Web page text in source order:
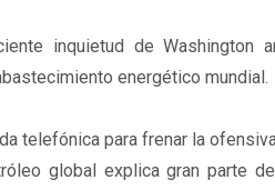
inquietud de Washington
energético mundial.
telefónica para frenar la
global explica gran parte